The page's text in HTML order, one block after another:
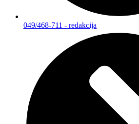
049/468-711 - redakcija